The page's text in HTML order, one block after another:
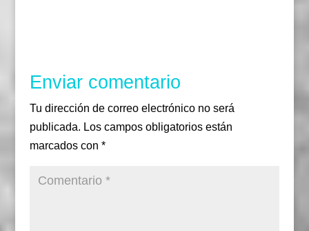
Enviar comentario
Tu dirección de correo electrónico no será
publicada. Los campos obligatorios están
marcados con *